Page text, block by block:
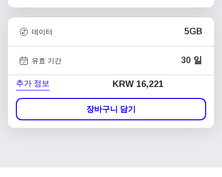
데이터 5GB
유효 기간 30 일
추가 정보 KRW 16,221
장바구니 담기